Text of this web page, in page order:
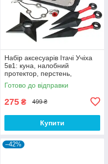
Набір аксесуарів Ітачі Учіха
5в1: куна, налобний
протектор, перстень,
ланцюжок, зірка-сюрікени -
Naruto SET5
Готово до відправки
275 ₴ 499 ₴
Купити
–42%